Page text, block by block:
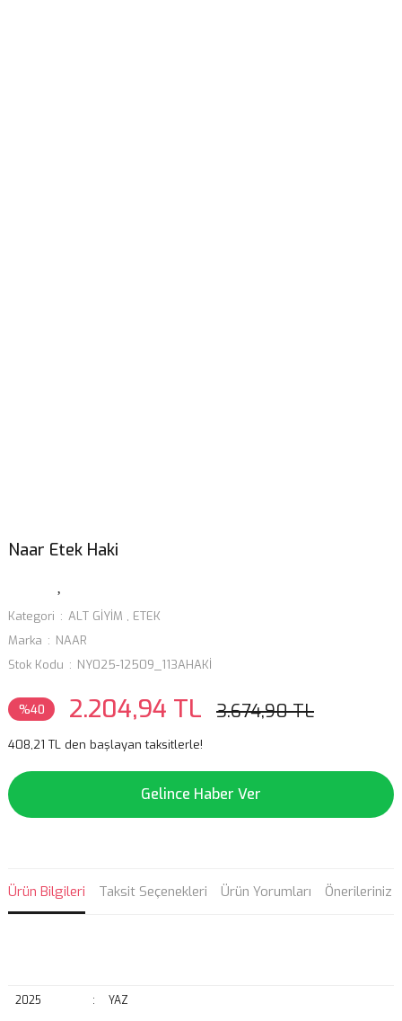
Naar Etek Haki
Kategori ALT GİYİM , ETEK
Marka
NAAR
Stok Kodu
NY025-12509_113AHAKİ
%40 2.204,94 TL 3.674,90 TL
408,21 TL den başlayan taksitlerle!
Gelince Haber Ver
Ürün Bilgileri Taksit Seçenekleri Ürün Yorumları Önerileriniz
2025 : YAZ